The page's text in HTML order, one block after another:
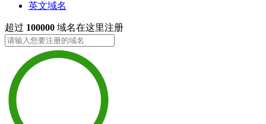
英文域名
超过 100000 域名在这里注册